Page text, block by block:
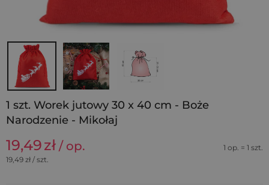
1 szt. Worek jutowy 30 x 40 cm - Boże
Narodzenie - Mikołaj
19,49zł / op.
1 op. = 1 szt.
19,49 zł / szt.